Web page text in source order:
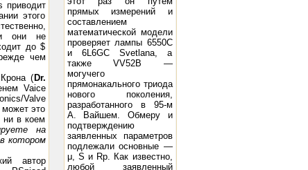
приводит
этого
они не
до $
чем
( Dr.
Vaice
Valve
может это
ни в коем
на
котором
автор
прямых измерений и
составлением
математической модели
проверяет лампы 6550С
и 6L6GC Svetlana, а
также VV52B —
могучего
прямонакального триода
нового поколения,
разработанного в 95-м
А. Вайшем. Обмеру и
подтверждению
заявленных параметров
подлежали основные —
μ, S и Rp. Как известно,
любой заявленный